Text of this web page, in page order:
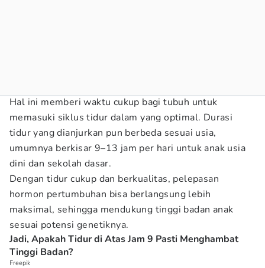
Hal ini memberi waktu cukup bagi tubuh untuk
memasuki siklus tidur dalam yang optimal. Durasi
tidur yang dianjurkan pun berbeda sesuai usia,
umumnya berkisar 9–13 jam per hari untuk anak usia
dini dan sekolah dasar.
Dengan tidur cukup dan berkualitas, pelepasan
hormon pertumbuhan bisa berlangsung lebih
maksimal, sehingga mendukung tinggi badan anak
sesuai potensi genetiknya.
Jadi, Apakah Tidur di Atas Jam 9 Pasti Menghambat
Tinggi Badan?
Freepik